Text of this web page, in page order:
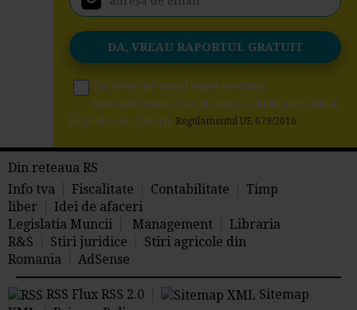
Da, vreau informatii despre produsele
Rentrop&Straton. Sunt de acord ca datele personale sa
fie prelucrate conform Regulamentul UE 679/2016
Din reteaua RS
Info tva
Fiscalitate Contabilitate
Timp
liber
Idei de afaceri
Legislatia Muncii
Management
Libraria
R&S
Stiri juridice
Stiri agricole din
Romania
AdSense
RSS Flux RSS 2.0
Sitemap